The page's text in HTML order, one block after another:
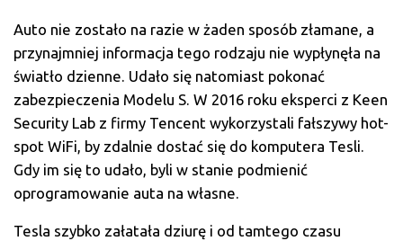
Auto nie zostało na razie w żaden sposób złamane, a
przynajmniej informacja tego rodzaju nie wypłynęła na
światło dzienne. Udało się natomiast pokonać
zabezpieczenia Modelu S. W 2016 roku eksperci z Keen
Security Lab z firmy Tencent wykorzystali fałszywy hot-
spot WiFi, by zdalnie dostać się do komputera Tesli.
Gdy im się to udało, byli w stanie podmienić
oprogramowanie auta na własne.
Tesla szybko załatała dziurę i od tamtego czasu